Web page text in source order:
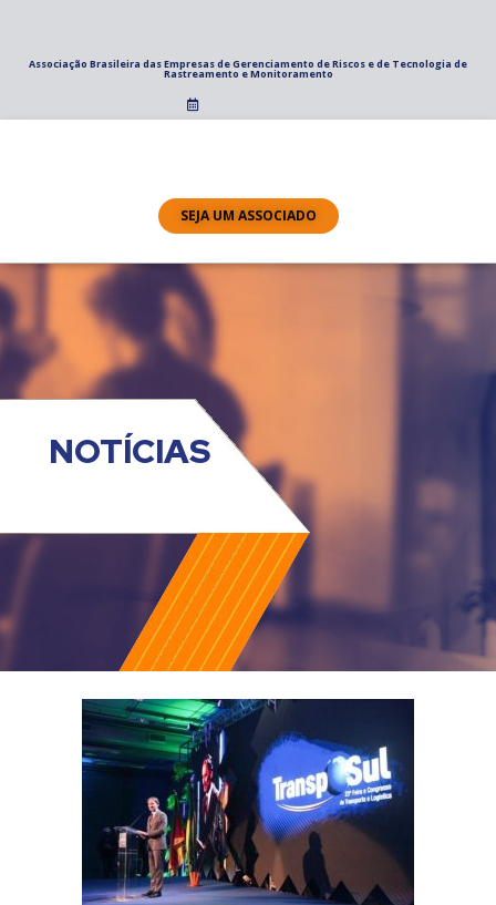
Associação Brasileira das Empresas de Gerenciamento de Riscos e de Tecnologia de
Rastreamento e Monitoramento
SEJA UM ASSOCIADO
NOTÍCIAS